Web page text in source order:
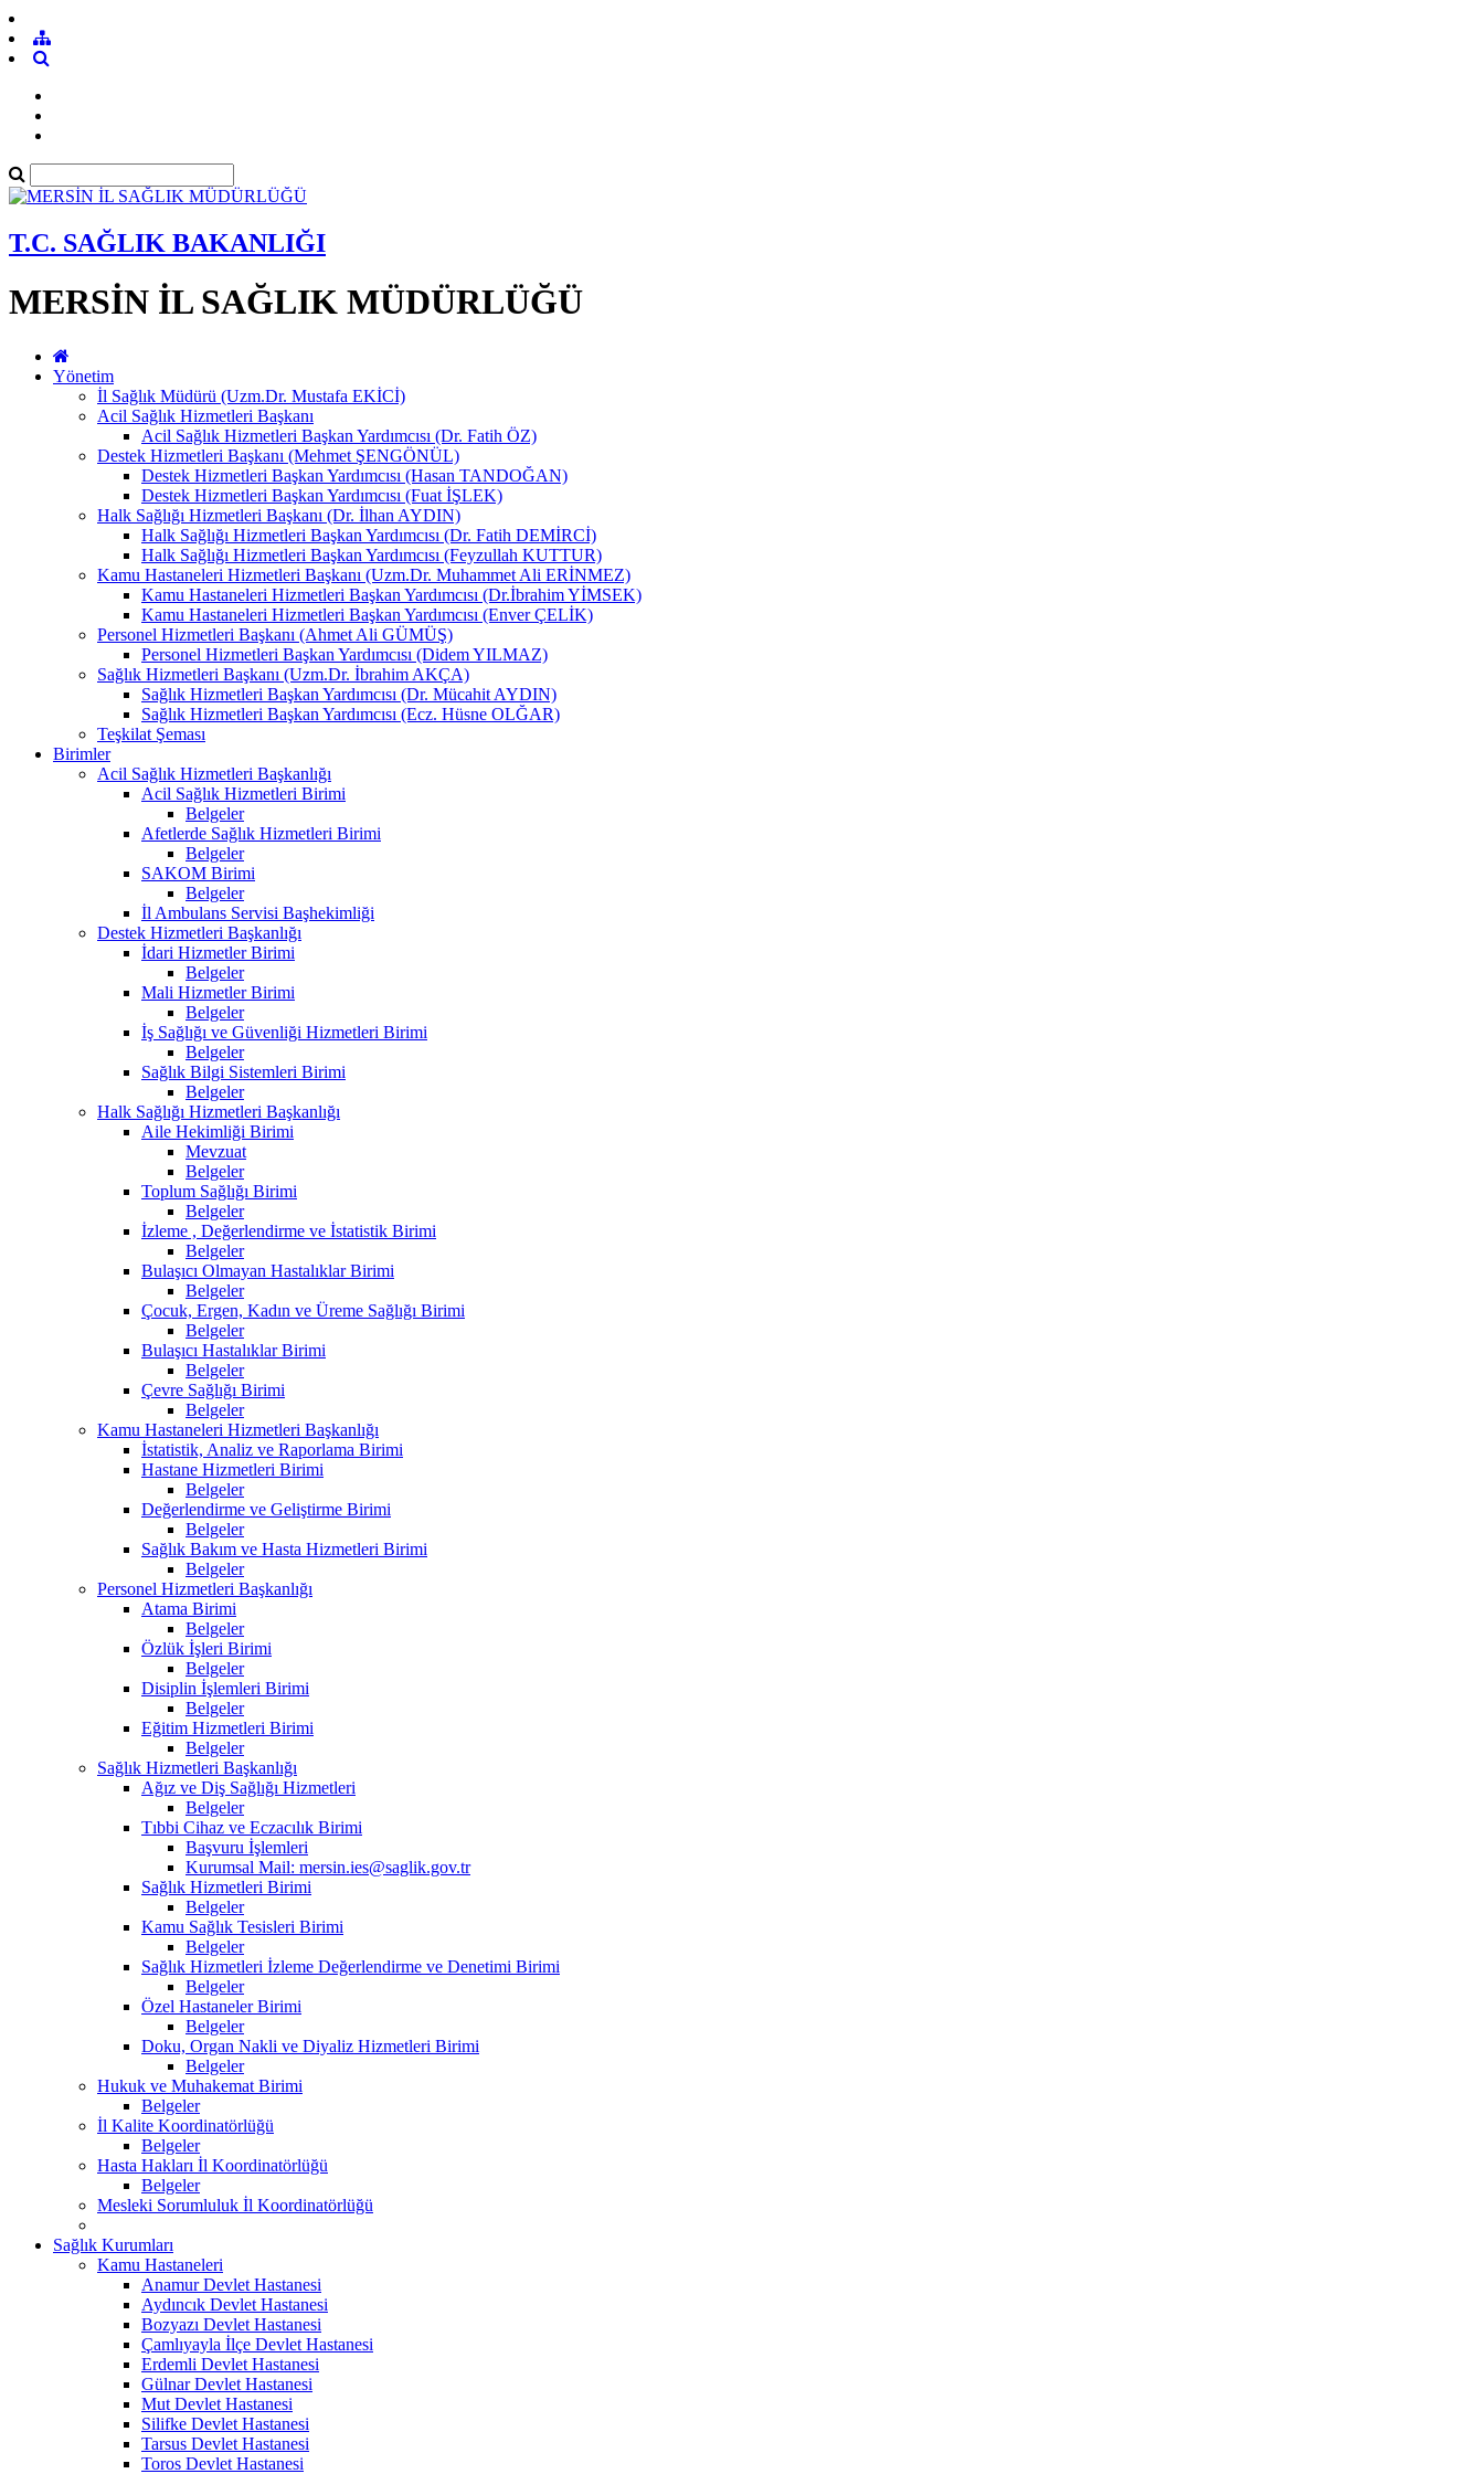
T.C. SAĞLIK BAKANLIĞI
MERSİN İL SAĞLIK MÜDÜRLÜĞÜ
Yönetim
İl Sağlık Müdürü (Uzm.Dr. Mustafa EKİCİ)
Acil Sağlık Hizmetleri Başkanı
Acil Sağlık Hizmetleri Başkan Yardımcısı (Dr. Fatih ÖZ)
Destek Hizmetleri Başkanı (Mehmet ŞENGÖNÜL)
Destek Hizmetleri Başkan Yardımcısı (Hasan TANDOĞAN)
Destek Hizmetleri Başkan Yardımcısı (Fuat İŞLEK)
Halk Sağlığı Hizmetleri Başkanı (Dr. İlhan AYDIN)
Halk Sağlığı Hizmetleri Başkan Yardımcısı (Dr. Fatih DEMİRCİ)
Halk Sağlığı Hizmetleri Başkan Yardımcısı (Feyzullah KUTTUR)
Kamu Hastaneleri Hizmetleri Başkanı (Uzm.Dr. Muhammet Ali ERİNMEZ)
Kamu Hastaneleri Hizmetleri Başkan Yardımcısı (Dr.İbrahim YİMSEK)
Kamu Hastaneleri Hizmetleri Başkan Yardımcısı (Enver ÇELİK)
Personel Hizmetleri Başkanı (Ahmet Ali GÜMÜŞ)
Personel Hizmetleri Başkan Yardımcısı (Didem YILMAZ)
Sağlık Hizmetleri Başkanı (Uzm.Dr. İbrahim AKÇA)
Sağlık Hizmetleri Başkan Yardımcısı (Dr. Mücahit AYDIN)
Sağlık Hizmetleri Başkan Yardımcısı (Ecz. Hüsne OLĞAR)
Teşkilat Şeması
Birimler
Acil Sağlık Hizmetleri Başkanlığı
Acil Sağlık Hizmetleri Birimi
Belgeler
Afetlerde Sağlık Hizmetleri Birimi
Belgeler
SAKOM Birimi
Belgeler
İl Ambulans Servisi Başhekimliği
Destek Hizmetleri Başkanlığı
İdari Hizmetler Birimi
Belgeler
Mali Hizmetler Birimi
Belgeler
İş Sağlığı ve Güvenliği Hizmetleri Birimi
Belgeler
Sağlık Bilgi Sistemleri Birimi
Belgeler
Halk Sağlığı Hizmetleri Başkanlığı
Aile Hekimliği Birimi
Mevzuat
Belgeler
Toplum Sağlığı Birimi
Belgeler
İzleme , Değerlendirme ve İstatistik Birimi
Belgeler
Bulaşıcı Olmayan Hastalıklar Birimi
Belgeler
Çocuk, Ergen, Kadın ve Üreme Sağlığı Birimi
Belgeler
Bulaşıcı Hastalıklar Birimi
Belgeler
Çevre Sağlığı Birimi
Belgeler
Kamu Hastaneleri Hizmetleri Başkanlığı
İstatistik, Analiz ve Raporlama Birimi
Hastane Hizmetleri Birimi
Belgeler
Değerlendirme ve Geliştirme Birimi
Belgeler
Sağlık Bakım ve Hasta Hizmetleri Birimi
Belgeler
Personel Hizmetleri Başkanlığı
Atama Birimi
Belgeler
Özlük İşleri Birimi
Belgeler
Disiplin İşlemleri Birimi
Belgeler
Eğitim Hizmetleri Birimi
Belgeler
Sağlık Hizmetleri Başkanlığı
Ağız ve Diş Sağlığı Hizmetleri
Belgeler
Tıbbi Cihaz ve Eczacılık Birimi
Başvuru İşlemleri
Kurumsal Mail: mersin.ies@saglik.gov.tr
Sağlık Hizmetleri Birimi
Belgeler
Kamu Sağlık Tesisleri Birimi
Belgeler
Sağlık Hizmetleri İzleme Değerlendirme ve Denetimi Birimi
Belgeler
Özel Hastaneler Birimi
Belgeler
Doku, Organ Nakli ve Diyaliz Hizmetleri Birimi
Belgeler
Hukuk ve Muhakemat Birimi
Belgeler
İl Kalite Koordinatörlüğü
Belgeler
Hasta Hakları İl Koordinatörlüğü
Belgeler
Mesleki Sorumluluk İl Koordinatörlüğü
Sağlık Kurumları
Kamu Hastaneleri
Anamur Devlet Hastanesi
Aydıncık Devlet Hastanesi
Bozyazı Devlet Hastanesi
Çamlıyayla İlçe Devlet Hastanesi
Erdemli Devlet Hastanesi
Gülnar Devlet Hastanesi
Mut Devlet Hastanesi
Silifke Devlet Hastanesi
Tarsus Devlet Hastanesi
Toros Devlet Hastanesi